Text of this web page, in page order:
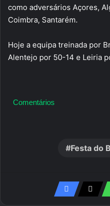
como adversários Açores,
Coimbra, Santarém.
Hoje a equipa treinada por
Alentejo por 50-14 e Leiria
Comentários
Festa do